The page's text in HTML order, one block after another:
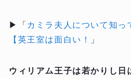
▶「 カミラ夫人について知っ
【英王室は面白い！
」
ウィリアム王子は若かりし日